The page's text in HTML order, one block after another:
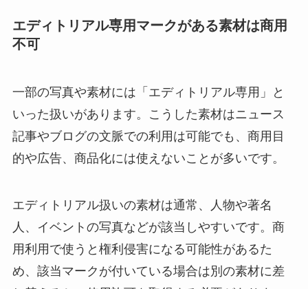
エディトリアル専用マークがある素材は商用
不可
一部の写真や素材には「エディトリアル専用」と
いった扱いがあります。こうした素材はニュース
記事やブログの文脈での利用は可能でも、商用目
的や広告、商品化には使えないことが多いです。
エディトリアル扱いの素材は通常、人物や著名
人、イベントの写真などが該当しやすいです。商
用利用で使うと権利侵害になる可能性があるた
め、該当マークが付いている場合は別の素材に差